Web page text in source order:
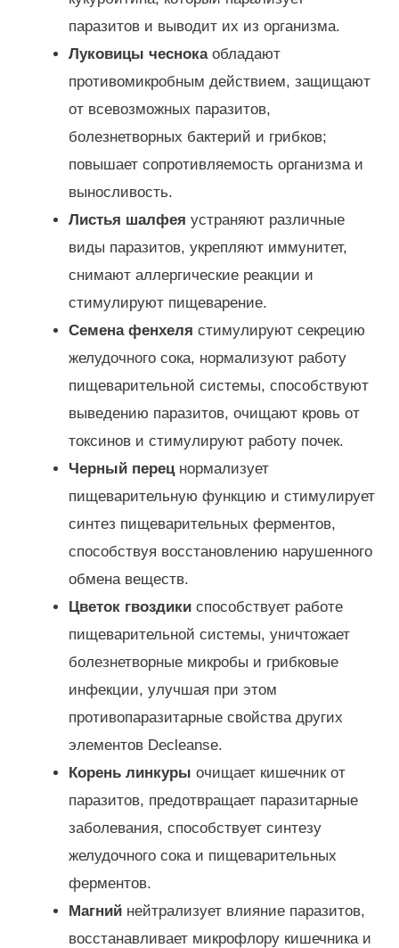
паразитов и выводит их из организма.
Луковицы чеснокаобладают
противомикробным действием, защищают
от всевозможных паразитов,
болезнетворных бактерий и грибков;
повышает сопротивляемость организма и
выносливость.
Листья шалфея устраняют различные
виды паразитов, укрепляют иммунитет,
снимают аллергические реакции и
стимулируют пищеварение.
Семена фенхеля стимулируют секрецию
желудочного сока, нормализуют работу
пищеварительной системы, способствуют
выведению паразитов, очищают кровь от
токсинов и стимулируют работу почек.
Черный перецнормализует
пищеварительную функцию и стимулирует
синтез пищеварительных ферментов,
способствуя восстановлению нарушенного
обмена веществ.
Цветок гвоздики способствует работе
пищеварительной системы, уничтожает
болезнетворные микробы и грибковые
инфекции, улучшая при этом
противопаразитарные свойства других
элементов Decleanse.
Корень линкуры очищает кишечник от
паразитов, предотвращает паразитарные
заболевания, способствует синтезу
желудочного сока и пищеварительных
ферментов.
Магний нейтрализует влияние паразитов,
восстанавливает микрофлору кишечника и